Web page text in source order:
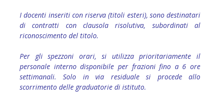
I docenti inseriti con riserva (titoli esteri), sono destinatari
di contratti con clausola risolutiva, subordinati al
riconoscimento del titolo.
Per gli spezzoni orari, si utilizza prioritariamente il
personale interno disponibile per frazioni fino a 6 ore
settimanali. Solo in via residuale si procede allo
scorrimento delle graduatorie di istituto.